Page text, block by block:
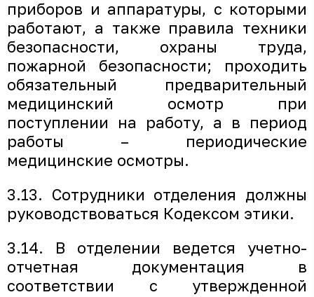
приборов и аппаратуры, с которыми
работают, а также правила техники
безопасности, охраны труда,
пожарной безопасности; проходить
обязательный предварительный
медицинский осмотр при
поступлении на работу, а в период
работы – периодические
медицинские осмотры.
3.13. Сотрудники отделения должны
руководствоваться Кодексом этики.
3.14. В отделении ведется учетно-
отчетная документация в
соответствии с утвержденной